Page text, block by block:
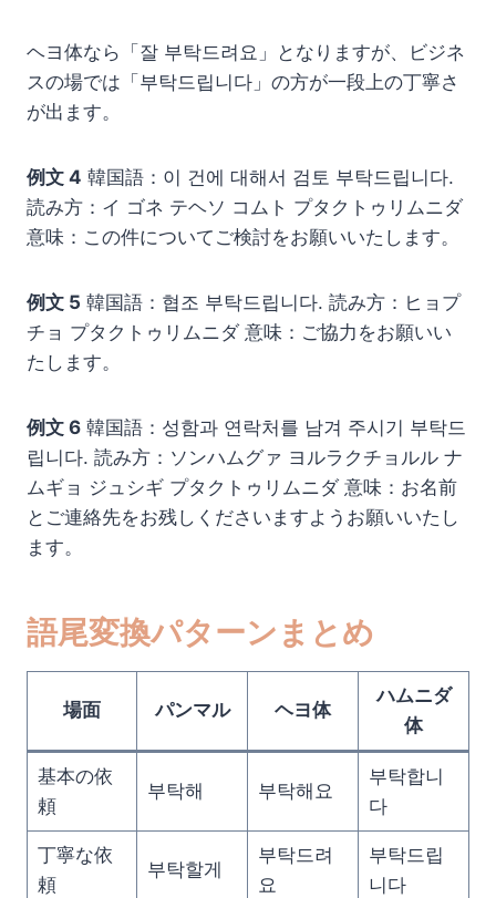
ヘヨ体なら「잘 부탁드려요」となりますが、ビジネ
スの場では「부탁드립니다」の方が一段上の丁寧さ
が出ます。
例文 4 韓国語：이 건에 대해서 검토 부탁드립니다.
読み方：イ ゴネ テヘソ コムト プタクトゥリムニダ
意味：この件についてご検討をお願いいたします。
例文 5 韓国語：협조 부탁드립니다. 読み方：ヒョプ
チョ プタクトゥリムニダ 意味：ご協力をお願いい
たします。
例文 6 韓国語：성함과 연락처를 남겨 주시기 부탁드
립니다. 読み方：ソンハムグァ ヨルラクチョルル ナ
ムギョ ジュシギ プタクトゥリムニダ 意味：お名前
とご連絡先をお残しくださいますようお願いいたし
ます。
語尾変換パターンまとめ
場面 パンマル ヘヨ体
ハムニダ
体
基本の依
頼
부탁해 부탁해요
부탁합니
다
丁寧な依
頼
부탁할게
부탁드려
요
부탁드립
니다